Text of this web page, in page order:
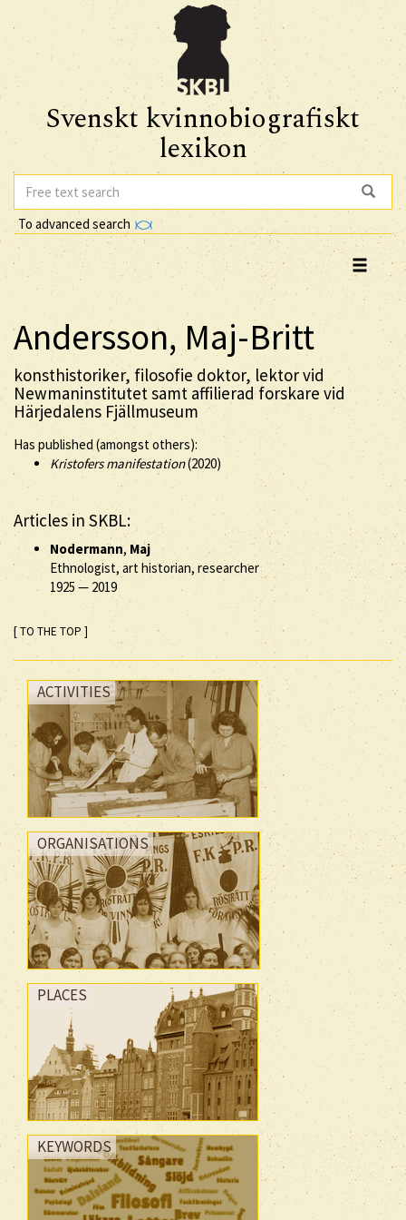
Svenskt kvinnobiografiskt
lexikon
To advanced search
Andersson, Maj-Britt
konsthistoriker, filosofie doktor, lektor vid
Newmaninstitutet samt affilierad forskare vid
Härjedalens Fjällmuseum
Has published (amongst others):
Kristofers manifestation(2020)
Articles in SKBL:
Nodermann,Maj
Ethnologist, art historian, researcher
1925 — 2019
[ TO THE TOP ]
ACTIVITIES
ORGANISATIONS
PLACES
KEYWORDS